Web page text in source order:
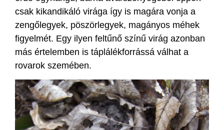
csak kikandikáló virága így is magára vonja a
zengőlegyek, pöszörlegyek, magányos méhek
figyelmét. Egy ilyen feltűnő színű virág azonban
más értelemben is táplálékforrássá válhat a
rovarok szemében.